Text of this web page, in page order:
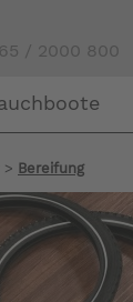
/ 2000 800
> Bereifung